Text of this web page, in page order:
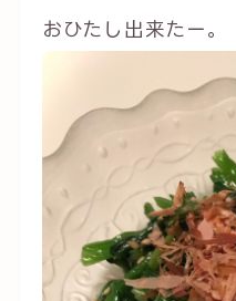
おひたし出来たー。